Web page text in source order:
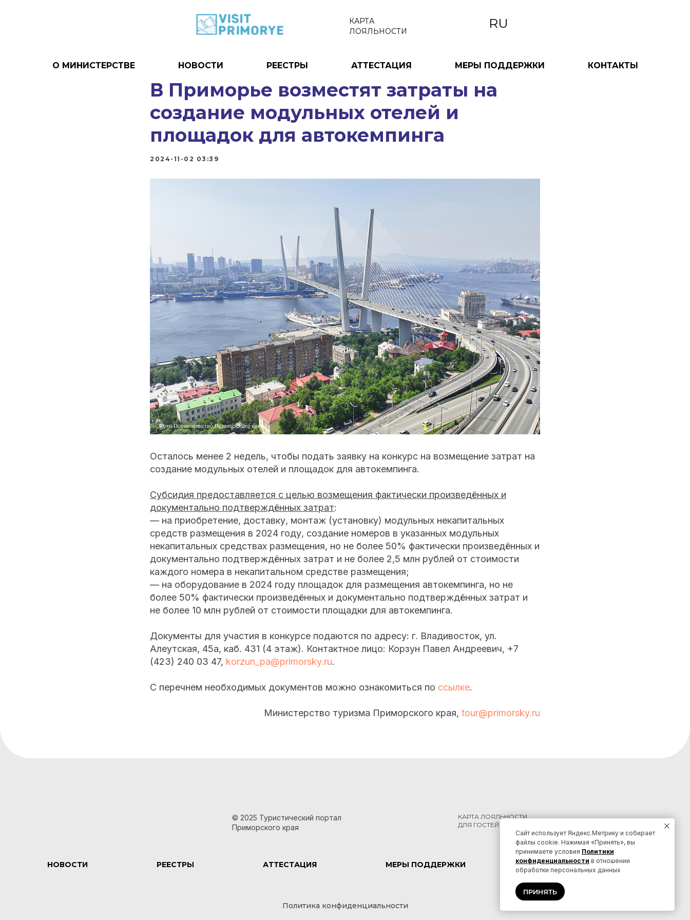
RU
КАРТА
ЛОЯЛЬНОСТИ
О МИНИСТЕРСТВЕ НОВОСТИ РЕЕСТРЫ АТТЕСТАЦИЯ МЕРЫ ПОДДЕРЖКИ КОНТАКТЫ
В Приморье возместят затраты на
создание модульных отелей и
площадок для автокемпинга
2024-11-02 03:39
Осталось менее 2 недель, чтобы подать заявку на конкурс на возмещение затрат на
создание модульных отелей и площадок для автокемпинга.
Субсидия предоставляется с целью возмещения фактически произведённых и
документально подтверждённых затрат:
— на приобретение, доставку, монтаж (установку) модульных некапитальных
средств размещения в 2024 году, создание номеров в указанных модульных
некапитальных средствах размещения, но не более 50% фактически произведённых и
документально подтверждённых затрат и не более 2,5 млн рублей от стоимости
каждого номера в некапитальном средстве размещения;
— на оборудование в 2024 году площадок для размещения автокемпинга, но не
более 50% фактически произведённых и документально подтверждённых затрат и
не более 10 млн рублей от стоимости площадки для автокемпинга.
Документы для участия в конкурсе подаются по адресу: г. Владивосток, ул.
Алеутская, 45а, каб. 431 (4 этаж). Контактное лицо: Корзун Павел Андреевич, +7
(423) 240 03 47, korzun_pa@primorsky.ru.
С перечнем необходимых документов можно ознакомиться по ссылке.
Министерство туризма Приморского края, tour@primorsky.ru
© 2025 Туристический портал
Приморского края
КАРТА ЛОЯЛЬНОСТИ
ДЛЯ ГОСТЕЙ КРАЯ
НОВОСТИ РЕЕСТРЫ АТТЕСТАЦИЯ МЕРЫ ПОДДЕРЖКИ КОНТАКТЫ
Политика конфиденциальности
Сайт использует Яндекс.Метрику и собирает
файлы cookie. Нажимая «Принять», вы
принимаете условия Политики
конфиденциальности в отношении
обработки персональных данных
ПРИНЯТЬ